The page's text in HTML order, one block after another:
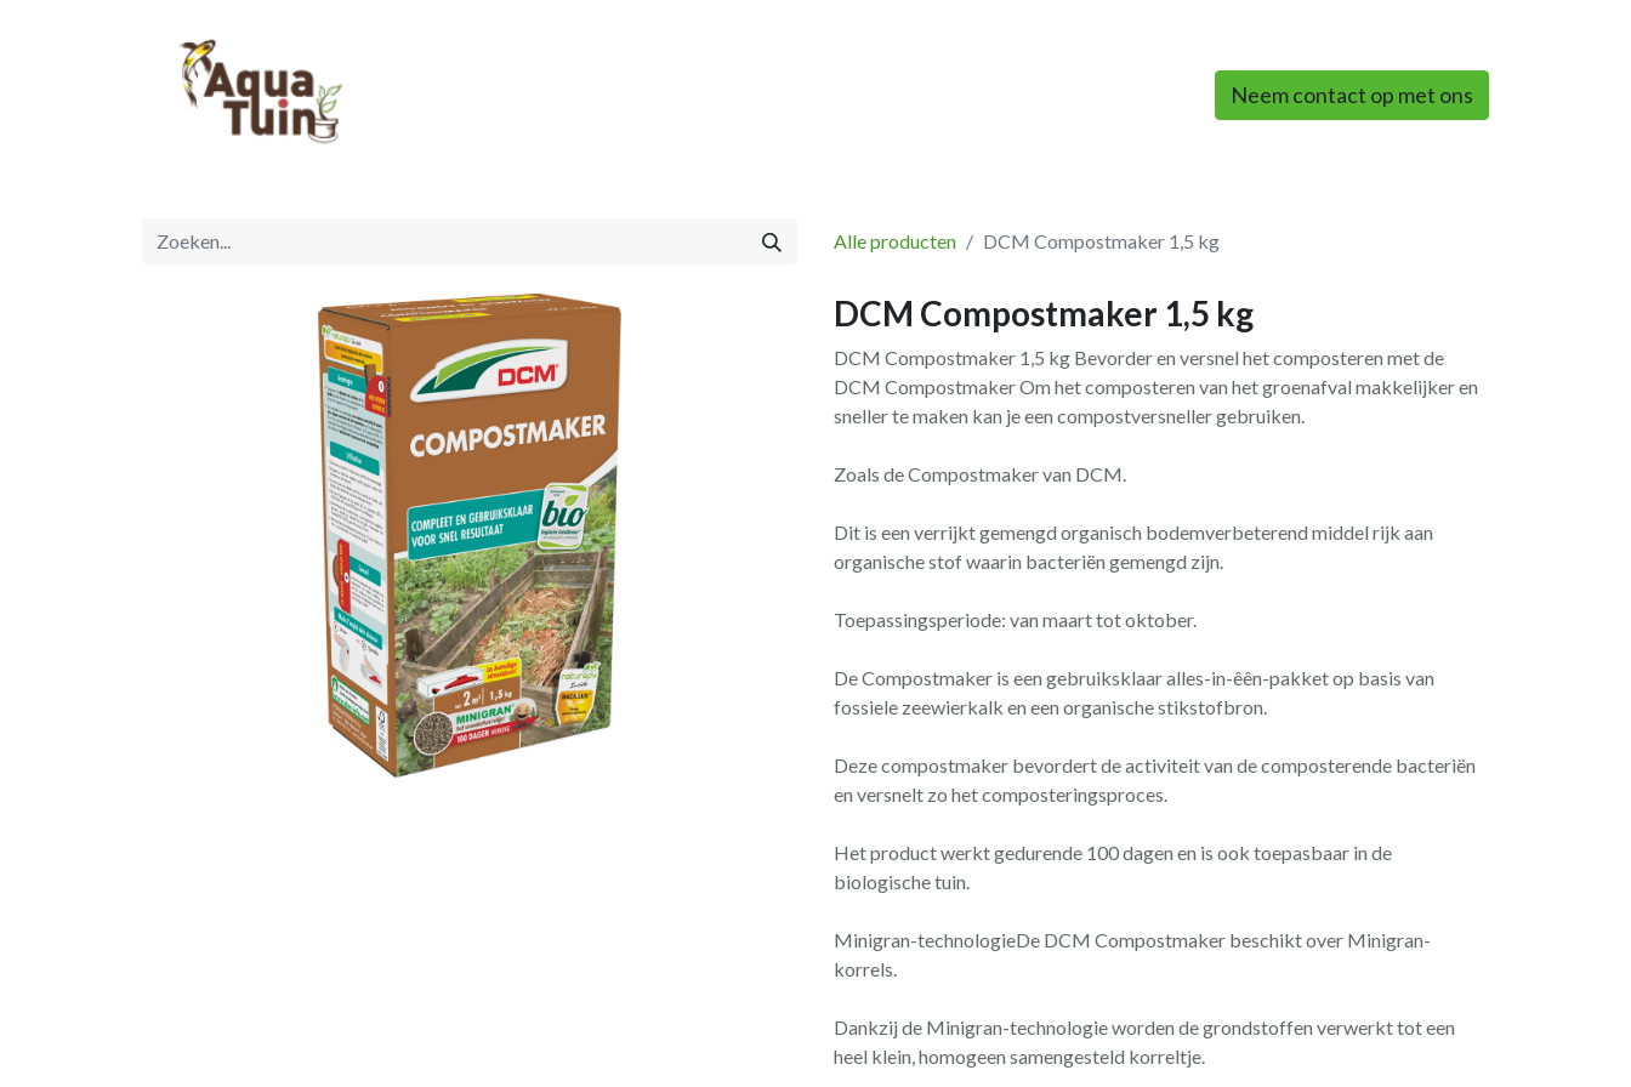
Neem contact op met ons
Alle producten DCM Compostmaker 1,5 kg
DCM Compostmaker 1,5 kg
DCM Compostmaker 1,5 kg Bevorder en versnel het composteren met de
DCM Compostmaker Om het composteren van het groenafval makkelijker en
sneller te maken kan je een compostversneller gebruiken.
Zoals de Compostmaker van DCM.
Dit is een verrijkt gemengd organisch bodemverbeterend middel rijk aan
organische stof waarin bacteriën gemengd zijn.
Toepassingsperiode: van maart tot oktober.
De Compostmaker is een gebruiksklaar alles-in-êên-pakket op basis van
fossiele zeewierkalk en een organische stikstofbron.
Deze compostmaker bevordert de activiteit van de composterende bacteriën
en versnelt zo het composteringsproces.
Het product werkt gedurende 100 dagen en is ook toepasbaar in de
biologische tuin.
Minigran-technologieDe DCM Compostmaker beschikt over Minigran-
korrels.
Dankzij de Minigran-technologie worden de grondstoffen verwerkt tot een
heel klein, homogeen samengesteld korreltje.